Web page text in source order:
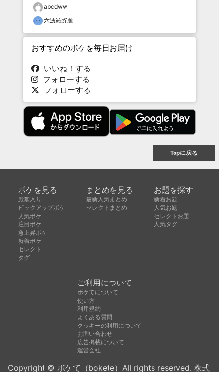
abcdww_
六波羅探題
おすすめのボケを毎日お届け
いいね！する
フォローする
フォローする
Topに戻る
ボケを見る
殿堂入り
ピックアップボケ
人気ボケ
注目ボケ
急上昇ボケ
新着ボケ
セレクト
タグ
まとめを見る
最新人気まとめ
セレクトまとめ
お題を探す
新着お題
人気お題
セレクトお題
人気タグ
ご利用について
ボケてについて
使い方
利用規約
よくある質問
クッキーの利用について
お問い合わせ
広告掲載について
運営会社
Copyright © ボケて（bokete）All rights reserved. 株式